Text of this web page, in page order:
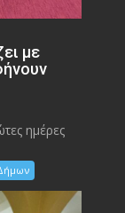
με
ημέρες